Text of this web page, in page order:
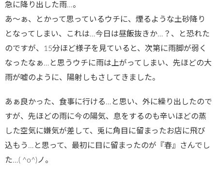
急に降り出した雨…。
あ～ぁ、とかって思っているウチに、煙るような土砂降り
となってしまい、これは…今日は昼飯抜きか…？、と恐れた
のですが、15分ほど様子を見ていると、次第に雨脚が弱く
なったなぁ…と思うウチに雨は上がってしまい、先ほどの大
雨が嘘のように、陽射しもさしてきました。
あぁ良かった、食事に行ける…と思い、外に繰り出したので
すが、先ほどの雨に今の陽気、息をするのも辛いほどの蒸
した空気に嫌気が差して、兎に角目に留まったお店に飛び
込もう…と思って、最初に目に留まったのが『春』さんでし
た…( ^o^)ノ。